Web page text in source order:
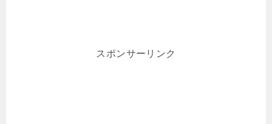
スポンサーリンク